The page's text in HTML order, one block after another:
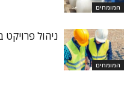
המומחים
המומחים
ניהול פרויקט